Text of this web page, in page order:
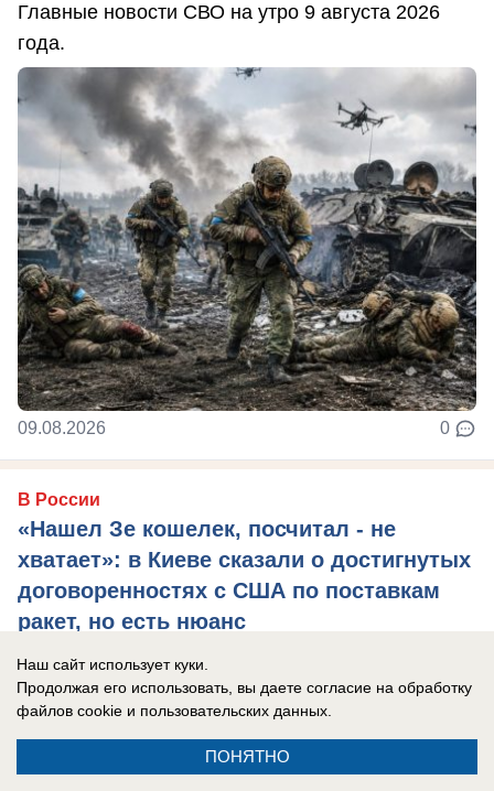
Главные новости СВО на утро 9 августа 2026
года.
09.08.2026 0
В России
«Нашел Зе кошелек, посчитал - не
хватает»: в Киеве сказали о достигнутых
договоренностях с США по поставкам
ракет, но есть нюанс
Глава киевского режима признался, что просил
перехватчики у Израиля, но там даже за деньги
не продали.
Наш сайт использует куки.
Продолжая его использовать, вы даете согласие на обработку
файлов cookie и пользовательских данных.
ПОНЯТНО